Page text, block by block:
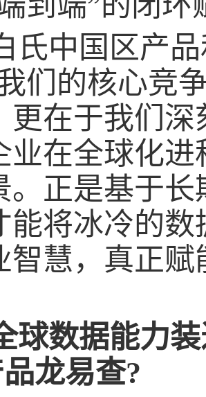
氏中国区产
们的核心竞
更在于我们
业在全球化
。正是基于
能将冰冷的
智慧，真正
球数据能力
龙易查?